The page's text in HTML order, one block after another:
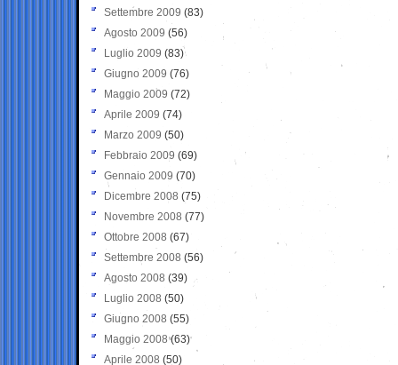
Settembre 2009 (83)
Agosto 2009 (56)
Luglio 2009 (83)
Giugno 2009 (76)
Maggio 2009 (72)
Aprile 2009 (74)
Marzo 2009 (50)
Febbraio 2009 (69)
Gennaio 2009 (70)
Dicembre 2008 (75)
Novembre 2008 (77)
Ottobre 2008 (67)
Settembre 2008 (56)
Agosto 2008 (39)
Luglio 2008 (50)
Giugno 2008 (55)
Maggio 2008(63)
Aprile 2008 (50)